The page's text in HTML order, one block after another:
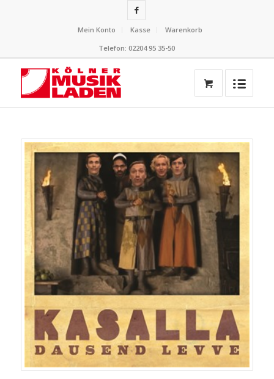
Mein Konto Kasse
Warenkorb
Telefon: 02204 95 35-50